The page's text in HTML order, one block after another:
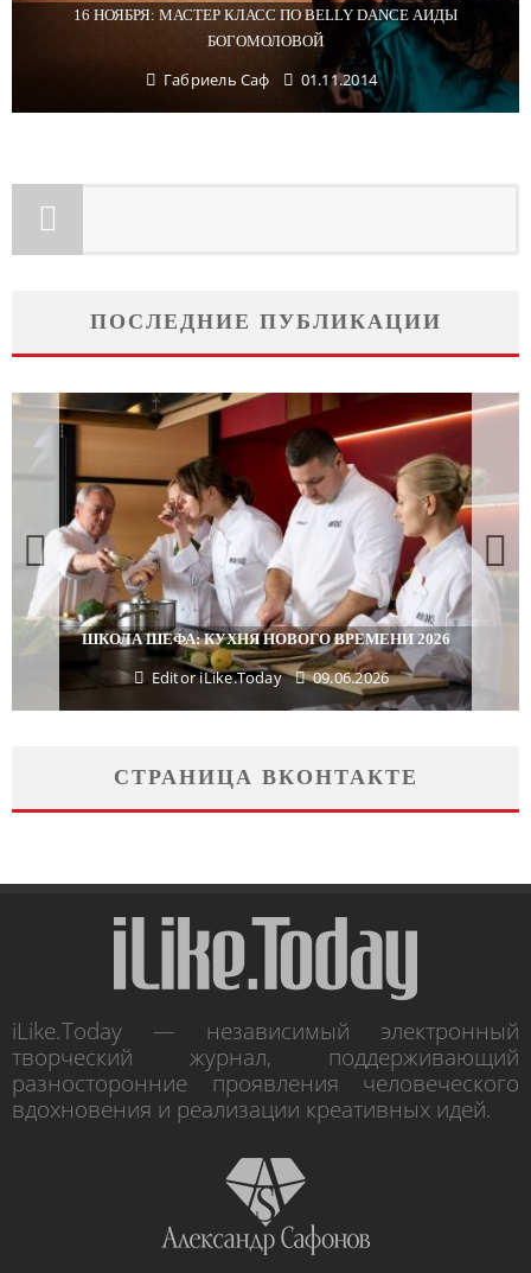
16 НОЯБРЯ: МАСТЕР КЛАСС ПО BELLY DANCE АИДЫ
БОГОМОЛОВОЙ
Габриель Саф 01.11.2014
ПОСЛЕДНИЕ ПУБЛИКАЦИИ
ШКОЛА ШЕФА: КУХНЯ НОВОГО ВРЕМЕНИ 2026
Editor iLike.Today 09.06.2026
СТРАНИЦА ВКОНТАКТЕ
iLike.Today — независимый электронный
творческий журнал, поддерживающий
разносторонние проявления человеческого
вдохновения и реализации креативных идей.